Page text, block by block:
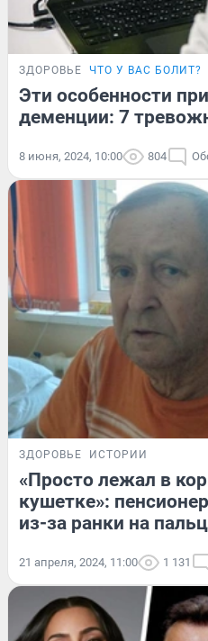
ЗДОРОВЬЕ ЧТО У ВАС БОЛИТ?
Эти особенности
деменции: 7
8 июня, 2024, 10:00 804
ЗДОРОВЬЕ ИСТОРИИ
«Просто лежал в
кушетке»:
из-за ранки на
21 апреля, 2024, 11:00 1 131